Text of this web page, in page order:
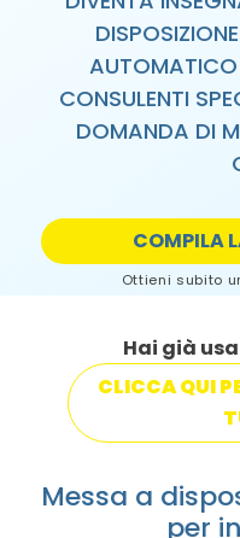
AUTOMATICO
CONSULENTI
DOMANDA DI
COMPILA
Ottieni subito
Hai già
CLICCA QUI
Messa a
per